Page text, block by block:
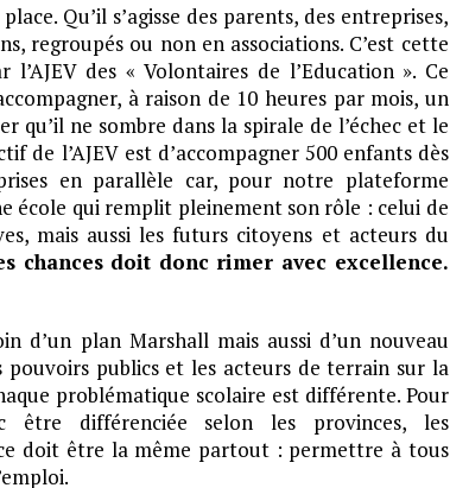
Qu’il s’agisse des parents, des entreprises,
regroupés ou non en associations. C’est cette
des « Volontaires de l’Education ». Ce
à raison de 10 heures par mois, un
qu’il ne sombre dans la spirale de l’échec et le
de l’AJEV est d’accompagner 500 enfants dès
en parallèle car, pour notre plateforme
école qui remplit pleinement son rôle : celui de
mais aussi les futurs citoyens et acteurs du
chances doit donc rimer avec excellence.
d’un plan Marshall mais aussi d’un nouveau
publics et les acteurs de terrain sur la
problématique scolaire est différente. Pour
différenciée selon les provinces, les
doit être la même partout : permettre à tous